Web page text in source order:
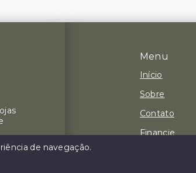
Menu
Início
Sobre
Contato
Financie
de navegação.